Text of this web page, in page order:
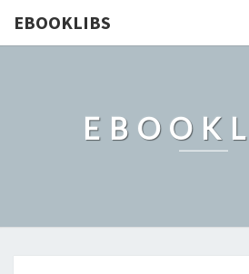
EBOOKLIBS